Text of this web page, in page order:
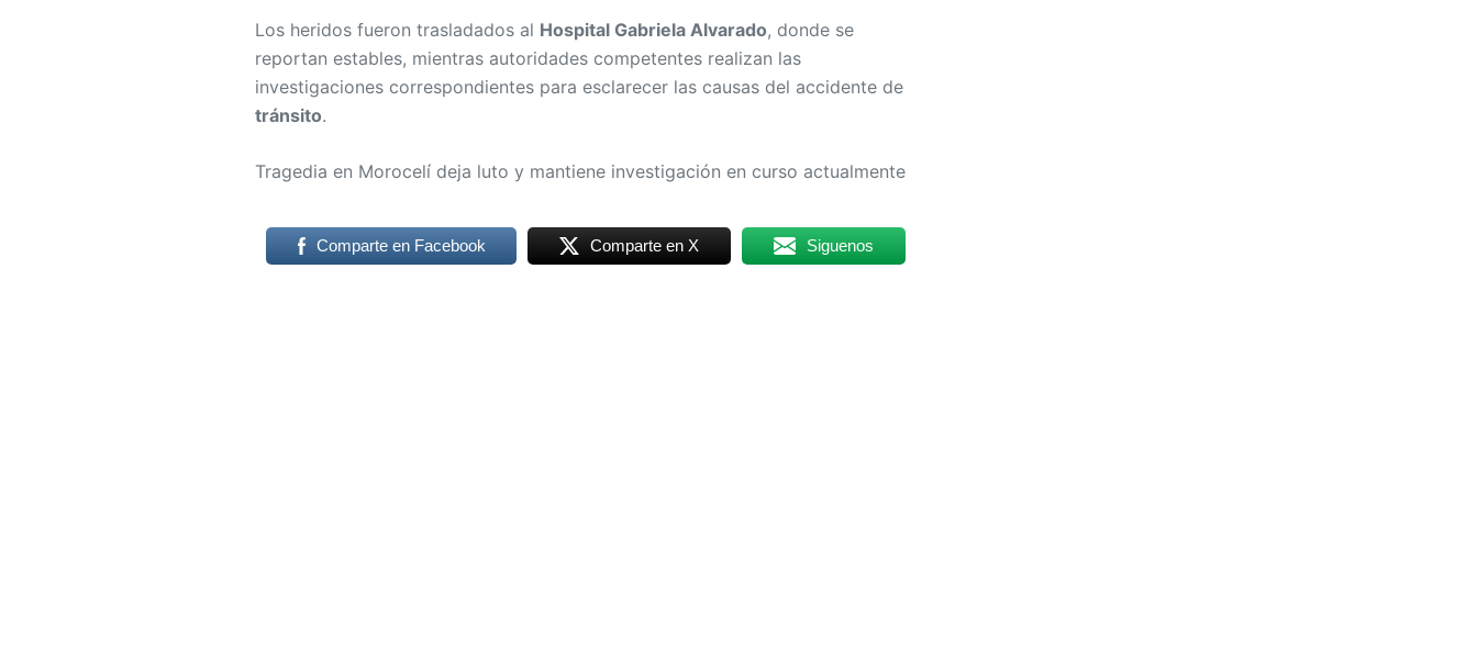
Los heridos fueron trasladados al Hospital Gabriela Alvarado, donde se
reportan estables, mientras autoridades competentes realizan las
investigaciones correspondientes para esclarecer las causas del accidente de
tránsito.
Tragedia en Morocelí deja luto y mantiene investigación en curso actualmente
Comparte en Facebook Comparte en X Siguenos